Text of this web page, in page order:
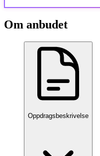
Om anbudet
Oppdragsbeskrivelse